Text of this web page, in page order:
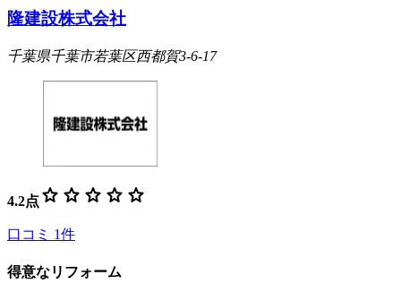
隆建設株式会社
千葉県千葉市若葉区西都賀3-6-17
4.2点 star star star star star
口コミ 1件
得意なリフォーム